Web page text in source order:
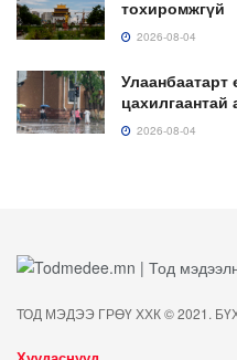
тохиромжгүй
2026-08-04
2026-08-04
ТОД МЭДЭЭ ГРӨҮ ХХК © 2021.